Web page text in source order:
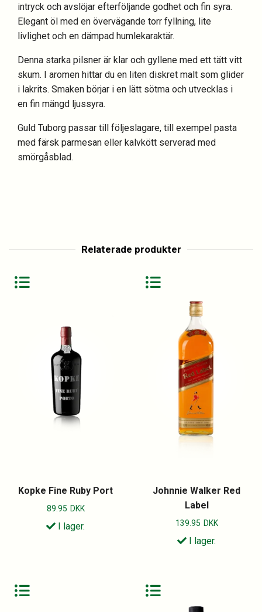
intryck och avslöjar efterföljande godhet och fin syra.
Elegant öl med en övervägande torr fyllning, lite
livlighet och en dämpad humlekaraktär.
Denna starka pilsner är klar och gyllene med ett tätt vitt
skum. I aromen hittar du en liten diskret malt som glider
i lakrits. Smaken börjar i en lätt sötma och utvecklas i
en fin mängd ljussyra.
Guld Tuborg passar till följeslagare, till exempel pasta
med färsk parmesan eller kalvkött serverad med
smörgåsblad.
Relaterade produkter
Kopke Fine Ruby Port
89.95 DKK
I lager.
Johnnie Walker Red
Label
139.95 DKK
I lager.